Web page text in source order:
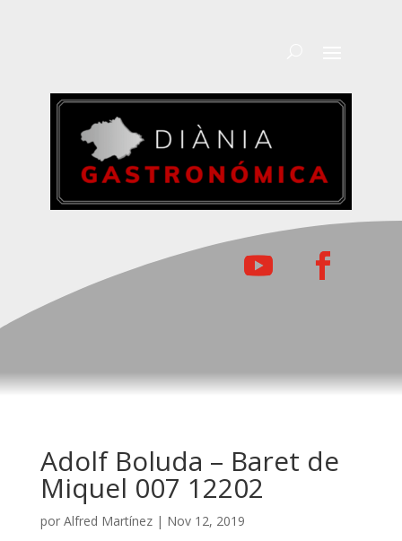
Adolf Boluda – Baret de
Miquel 007 12202
por Alfred Martínez| Nov 12, 2019